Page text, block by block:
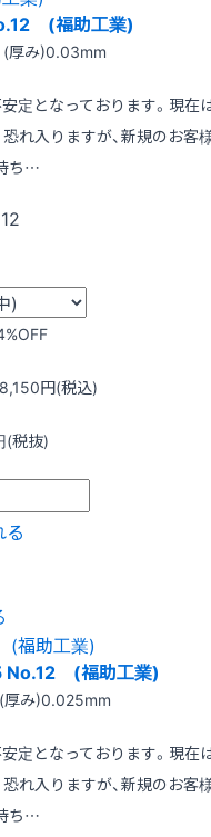
(福助工業)
(厚み)0.03mm
定となっております。現在
れ入りますが、新規のお客
ち…
%OFF
円(税込)
(税抜)
る
No.12 (福助工業)
厚み)0.025mm
定となっております。現在
れ入りますが、新規のお客
ち…